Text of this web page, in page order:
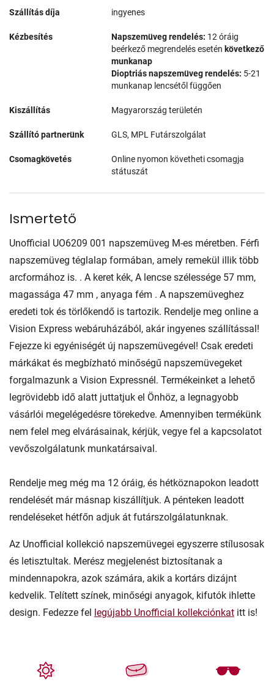
Szállítás díja ingyenes
Kézbesítés Napszemüveg rendelés: 12 óráig
beérkező megrendelés esetén következő
munkanap
Dioptriás napszemüveg rendelés: 5-21
munkanap lencsétől függően
Kiszállítás Magyarország területén
Szállító partnerünk GLS, MPL Futárszolgálat
Csomagkövetés
Online nyomon követheti csomagja
státuszát
Ismertető
Unofficial UO6209 001 napszemüveg M-es méretben. Férfi
napszemüveg téglalap formában, amely remekül illik több
arcformához is. . A keret kék, A lencse szélessége 57 mm,
magassága 47 mm , anyaga fém . A napszemüveghez
eredeti tok és törlőkendő is tartozik. Rendelje meg online a
Vision Express webáruházából, akár ingyenes szállítással!
Fejezze ki egyéniségét új napszemüvegével! Csak eredeti
márkákat és megbízható minőségű napszemüvegeket
forgalmazunk a Vision Expressnél. Termékeinket a lehető
legrövidebb idő alatt juttatjuk el Önhöz, a legnagyobb
vásárlói megelégedésre törekedve. Amennyiben termékünk
nem felel meg elvárásainak, kérjük, vegye fel a kapcsolatot
vevőszolgálatunk munkatársaival.
Rendelje meg még ma 12 óráig, és hétköznapokon leadott
rendelését már másnap kiszállítjuk. A pénteken leadott
rendeléseket hétfőn adjuk át futárszolgálatunknak.
Az Unofficial kollekció napszemüvegei egyszerre stílusosak
és letisztultak. Merész megjelenést biztosítanak a
mindennapokra, azok számára, akik a kortárs dizájnt
kedvelik. Telített színek, minőségi anyagok, kifutók ihlette
design. Fedezze fel legújabb Unofficial kollekciónkat itt is!